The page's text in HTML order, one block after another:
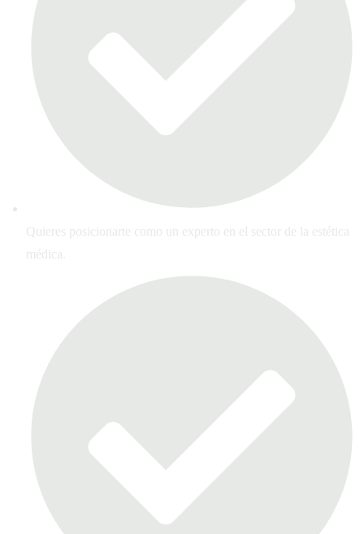
Quieres posicionarte como un experto en el sector de la estética
médica.